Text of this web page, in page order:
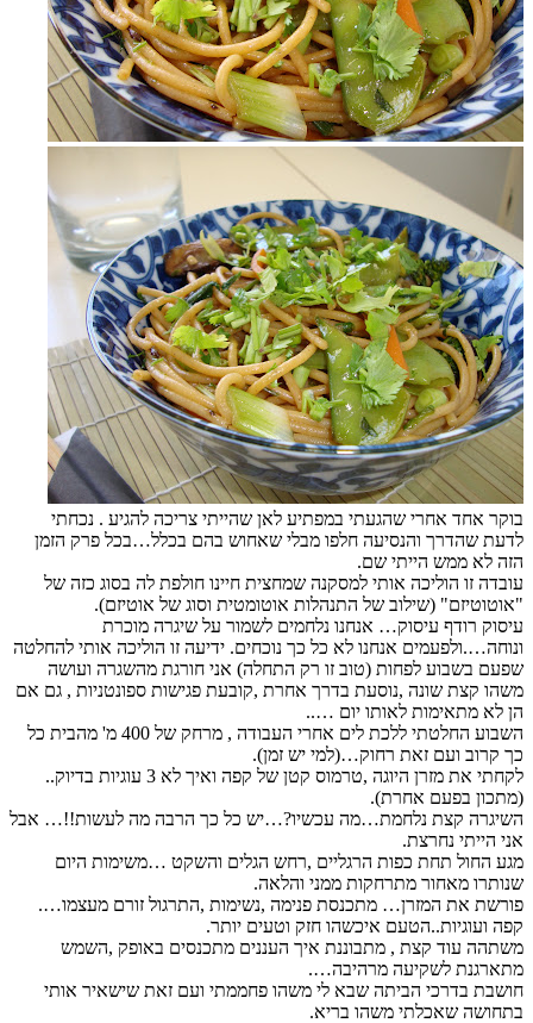
בוקר אחד אחרי שהגעתי במפתיע לאן שהייתי צריכה להגיע . נכחתי
לדעת שהדרך והנסיעה חלפו מבלי שאחוש בהם בכלל…בכל פרק הזמן
הזה לא ממש הייתי שם.
עובדה זו הוליכה אותי למסקנה שמחצית חיינו חולפת לה בסוג כזה של
"אוטוטיזם" (שילוב של התנהלות אוטומטית וסוג של אוטיזם).
עיסוק רודף עיסוק… אנחנו נלחמים לשמור על שיגרה מוכרת
ונוחה….ולפעמים אנחנו לא כל כך נוכחים. ידיעה זו הוליכה אותי להחלטה
שפעם בשבוע לפחות (טוב זו רק התחלה) אני חורגת מהשגרה ועושה
משהו קצת שונה ,נוסעת בדרך אחרת ,קובעת פגישות ספונטניות , גם אם
הן לא מתאימות לאותו יום …..
השבוע החלטתי ללכת לים אחרי העבודה , מרחק של 400 מ' מהבית כל
כך קרוב ועם זאת רחוק…(למי יש זמן).
לקחתי את מזרן היוגה ,טרמוס קטן של קפה ואיך לא 3 עוגיות בדיוק..
(מתכון בפעם אחרת).
השיגרה קצת נלחמת…מה עכשיו?…יש כל כך הרבה מה לעשות!!… אבל
אני הייתי נחרצת.
מגע החול תחת כפות הרגליים ,רחש הגלים והשקט …משימות היום
שנותרו מאחור מתרחקות ממני והלאה.
פורשת את המזרן… מתכנסת פנימה ,נשימות ,התרגול זורם מעצמו….
קפה ועוגיות..הטעם איכשהו חזק וטעים יותר.
משתהה עוד קצת , מתבוננת איך העננים מתכנסים באופק ,השמש
מתארגנת לשקיעה מרהיבה….
חושבת בדרכי הביתה שבא לי משהו פחממתי ועם זאת שישאיר אותי
בתחושה שאכלתי משהו בריא.